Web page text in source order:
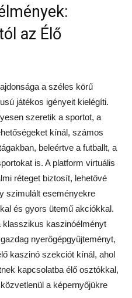
az Élő
a széles körű
játékos igényeit kielégíti.
szeretik a sportot, a
kínál, számos
beleértve a futballt, a
is. A platform virtuális
réteget biztosít, lehetővé
szimulált eseményekre
és gyors ütemű akciókkal.
kaszinóélményt
nyerőgépgyűjteményt,
kaszinó szekciót kínál, ahol
kapcsolatba élő osztókkal,
a képernyőjükre